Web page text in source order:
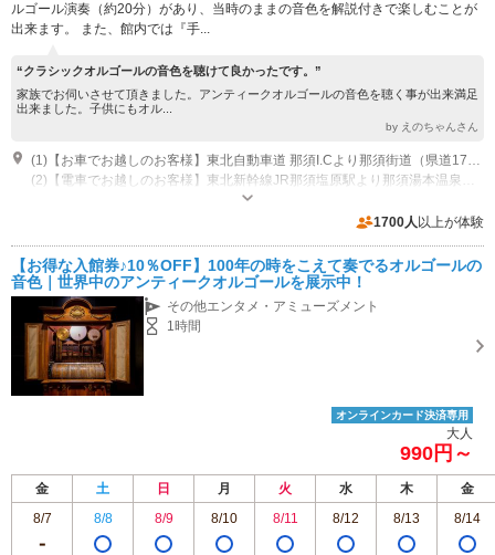
ルゴール演奏（約20分）があり、当時のままの音色を解説付きで楽しむことが
出来ます。 また、館内では『手...
“クラシックオルゴールの音色を聴けて良かったです。”
家族でお伺いさせて頂きました。アンティークオルゴールの音色を聴く事が出来満足
出来ました。子供にもオル...
by えのちゃんさん
(1)【お車でお越しのお客様】東北自動車道 那須I.Cより那須街道（県道17号）を那須湯本方面へ 広谷地交差点を右折し5km先を右折、200mm先左側
開館時間：9：30～17：00（8月のみ18時迄）※元旦～1/3は10時開館 休
1700人 以上が体験
【お得な入館券♪10％OFF】100年の時をこえて奏でるオルゴールの
音色｜世界中のアンティークオルゴールを展示中！
その他エンタメ・アミューズメント
1時間
オンラインカード決済専用
大人
990円～
金 土 日 月 火 水 木
金
8/7
8/8 8/9 8/10 8/11 8/12 8/13 8/14